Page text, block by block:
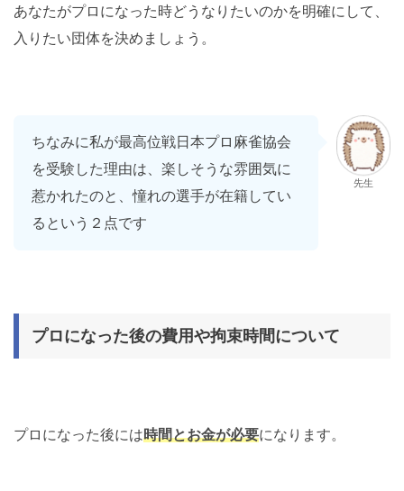
あなたがプロになった時どうなりたいのかを明確にして、
入りたい団体を決めましょう。
ちなみに私が最高位戦日本プロ麻雀協会
を受験した理由は、楽しそうな雰囲気に
惹かれたのと、憧れの選手が在籍してい
るという２点です
先生
プロになった後の費用や拘束時間について
プロになった後には時間とお金が必要になります。